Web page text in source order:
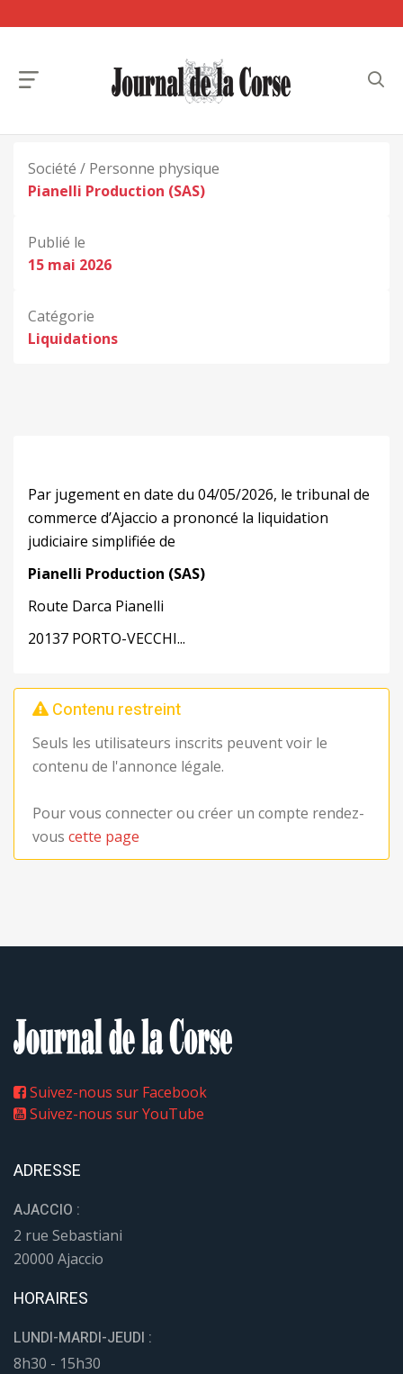
Société / Personne physique
Pianelli Production (SAS)
Publié le
15 mai 2026
Catégorie
Liquidations
Par jugement en date du 04/05/2026, le tribunal de
commerce d’Ajaccio a prononcé la liquidation
judiciaire simplifiée de
Pianelli Production (SAS)
Route Darca Pianelli
20137 PORTO-VECCHI...
Contenu restreint
Seuls les utilisateurs inscrits peuvent voir le
contenu de l'annonce légale.
Pour vous connecter ou créer un compte rendez-
vous cette page
Suivez-nous sur Facebook
Suivez-nous sur YouTube
ADRESSE
AJACCIO :
2 rue Sebastiani
20000 Ajaccio
HORAIRES
LUNDI-MARDI-JEUDI :
8h30 - 15h30